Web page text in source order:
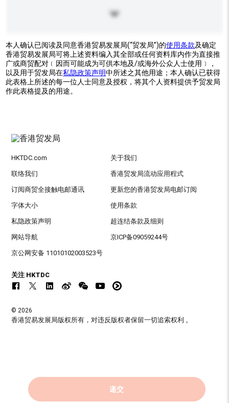
本人确认已阅读及同意香港贸易发展局(“贸发局”)的使用条款及确定
香港贸易发展局可将上述资料编入其全部或任何资料库内作为直接推
广或商贸配对﹝因而可能成为可供本地及/或海外公众人士使用﹞，
以及用于贸发局在私隐政策声明中所述之其他用途；本人确认已获得
此表格上所述的每一位人士同意及授权，将其个人资料提供予贸发局
作此表格提及的用途。
递交
HKTDC.com 关于我们
联络我们 香港贸发局流动应用程式
订阅商贸全接触电邮通讯 更新您的香港贸发局电邮订阅
字体大小 使用条款
私隐政策声明 超连结条款及细则
网站导航 京ICP备09059244号
京公网安备 11010102003523号
关注 HKTDC
© 2026
香港贸易发展局版权所有，对违反版权者保留一切追索权利 。